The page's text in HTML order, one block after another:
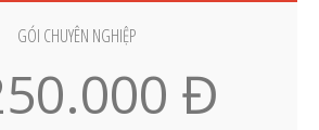
GÓI CHUYÊN NGHIỆP
Đ